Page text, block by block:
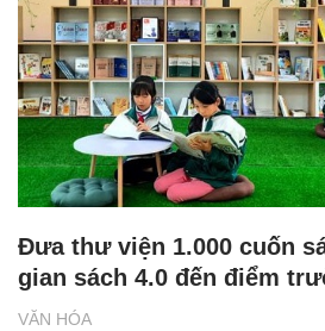
VĂN HÓA
Đưa thư viện 1.000 cuốn
gian sách 4.0 đến điểm